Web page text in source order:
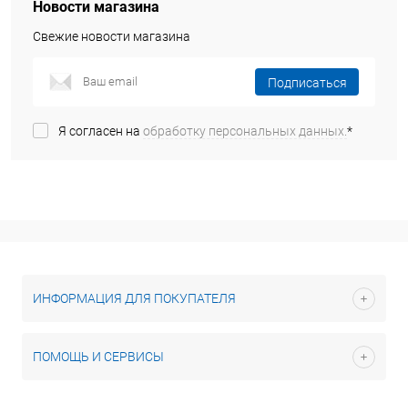
Новости магазина
Свежие новости магазина
Подписаться
Я согласен на обработку персональных данных.*
ИНФОРМАЦИЯ ДЛЯ ПОКУПАТЕЛЯ
ПОМОЩЬ И СЕРВИСЫ